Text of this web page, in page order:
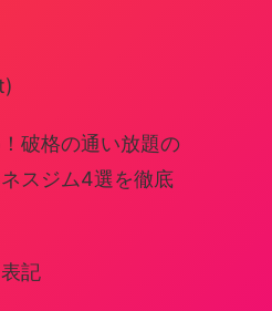
破格の通い放題の
スジム4選を徹底
記